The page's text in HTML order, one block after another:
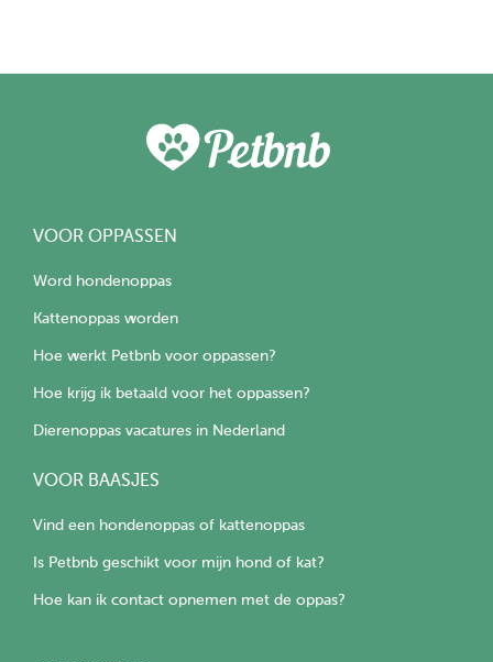
VOOR OPPASSEN
Word hondenoppas
Kattenoppas worden
Hoe werkt Petbnb voor oppassen?
Hoe krijg ik betaald voor het oppassen?
Dierenoppas vacatures in Nederland
VOOR BAASJES
Vind een hondenoppas of kattenoppas
Is Petbnb geschikt voor mijn hond of kat?
Hoe kan ik contact opnemen met de oppas?